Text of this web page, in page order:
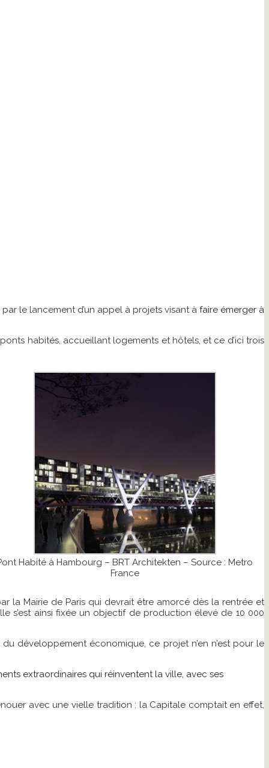
le lancement d’un appel à projets visant àfaire émerger à
habités, accueillant logements et hôtels, et ce d’ici trois
Habité à Hambourg – BRT Architekten – Source : Metro
France
la Mairie de Paris qui devrait être amorcé dès la rentrée et
s’est ainsi fixée un objectif de production élevé de 10 000
du développement économique, ce projet n’en n’est pour le
extraordinaires qui réinventent la ville, avec ses
avec une vielle tradition : la Capitale comptait en effet,